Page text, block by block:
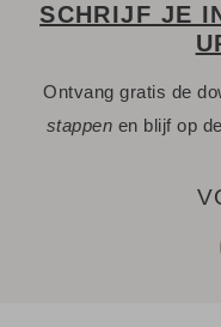
SCHRIJF JE
Ontvang gratis de
stappen en blijf op